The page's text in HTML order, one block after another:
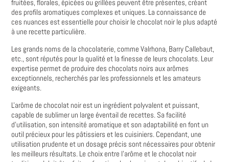
fruitées, florales, épicées ou grillées peuvent être présentes, créant
des profils aromatiques complexes et uniques. La connaissance de
ces nuances est essentielle pour choisir le chocolat noir le plus adapté
à une recette particulière.
Les grands noms de la chocolaterie, comme Valrhona, Barry Callebaut,
etc., sont réputés pour la qualité et la finesse de leurs chocolats. Leur
expertise permet de produire des chocolats noirs aux arômes
exceptionnels, recherchés par les professionnels et les amateurs
exigeants.
L'arôme de chocolat noir est un ingrédient polyvalent et puissant,
capable de sublimer un large éventail de recettes. Sa facilité
d'utilisation, son intensité aromatique et son adaptabilité en font un
outil précieux pour les pâtissiers et les cuisiniers. Cependant, une
utilisation prudente et un dosage précis sont nécessaires pour obtenir
les meilleurs résultats. Le choix entre l'arôme et le chocolat noir